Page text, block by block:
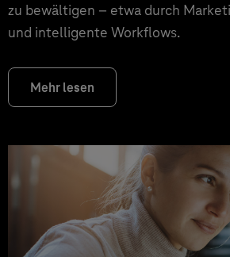
zu bewältigen – etwa durch
und intelligente Workflows.
Mehr lesen